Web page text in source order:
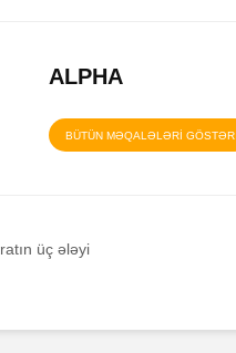
ALPHA
BÜTÜN MƏQALƏLƏRİ GÖSTƏR
üç ələyi